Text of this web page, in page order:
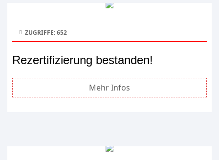
ZUGRIFFE: 652
Rezertifizierung bestanden!
Mehr Infos